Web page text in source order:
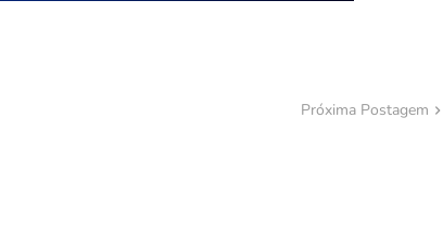
Próxima Postagem